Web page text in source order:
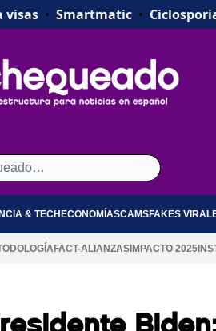
visas• Smartmatic•
& TECH ECONOMÍASCAMSFAKES
FACT-ALIANZASIMPACTO 2025